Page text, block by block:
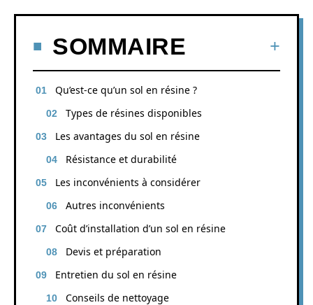
SOMMAIRE
Qu’est-ce qu’un sol en résine ?
Types de résines disponibles
Les avantages du sol en résine
Résistance et durabilité
Les inconvénients à considérer
Autres inconvénients
Coût d’installation d’un sol en résine
Devis et préparation
Entretien du sol en résine
Conseils de nettoyage